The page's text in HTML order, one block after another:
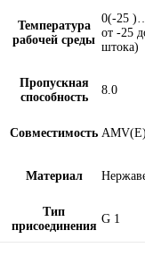
Температура
рабочей среды
0(-25
от -25
штока)
Пропускная
способность
8.0
Совместимость
Материал
Тип
присоединения
G 1